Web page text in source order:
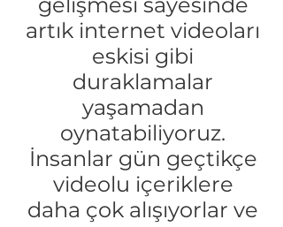
artık internet videoları
eskisi gibi
duraklamalar
yaşamadan
oynatabiliyoruz.
İnsanlar gün geçtikçe
videolu içeriklere
daha çok alışıyorlar ve